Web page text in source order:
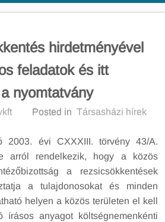
hirdetményével
feladatok és itt
nyomtatvány
Posted in Társasházi hírek
2003. évi CXXXIII. törvény 43/A.
arról rendelkezik, hogy a közös
a rezsicsökkentések
a tulajdonosokat és minden
helyen a közös területen el kell
anyagot költségnemenkénti